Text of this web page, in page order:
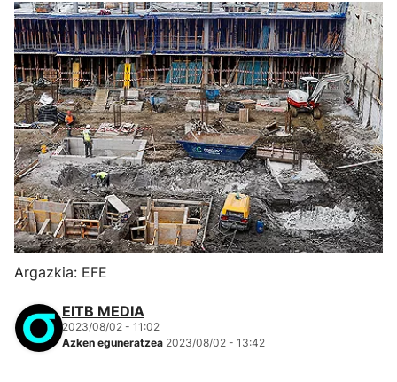
Argazkia: EFE
EITB MEDIA
2023/08/02 - 11:02
Azken eguneratzea 2023/08/02 - 13:42